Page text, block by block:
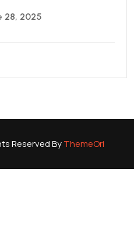
28, 2025
Reserved ByThemeOri